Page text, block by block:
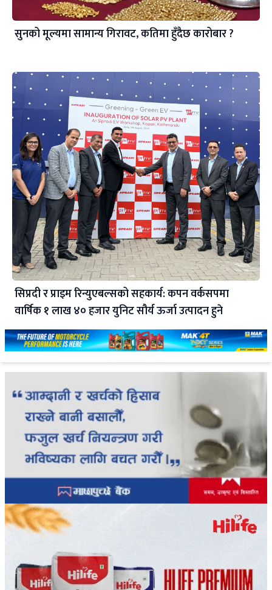
सुनको मूल्यमा सामान्य गिरावट, कतिमा हुँदैछ कारोबार ?
सिप्रदी र प्राइम रिन्युएबल्सको सहकार्य: कपन वर्कसपमा
वार्षिक १ लाख ४० हजार युनिट सौर्य ऊर्जा उत्पादन हुने